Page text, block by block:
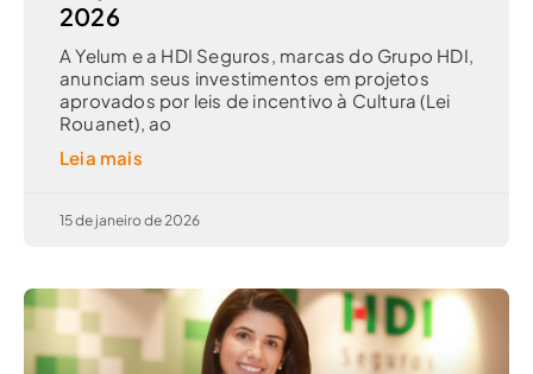
2026
A Yelum e a HDI Seguros, marcas do Grupo HDI,
anunciam seus investimentos em projetos
aprovados por leis de incentivo à Cultura (Lei
Rouanet), ao
Leia mais
15 de janeiro de 2026